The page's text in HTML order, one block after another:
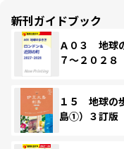
新刊ガイドブック
Ａ０３ 地球
７～２０２８
１５ 地球の
島①）３訂版